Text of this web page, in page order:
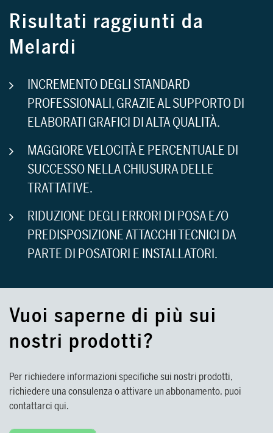
Risultati raggiunti da
Melardi
INCREMENTO DEGLI STANDARD
PROFESSIONALI, GRAZIE AL SUPPORTO DI
ELABORATI GRAFICI DI ALTA QUALITÀ.
MAGGIORE VELOCITÀ E PERCENTUALE DI
SUCCESSO NELLA CHIUSURA DELLE
TRATTATIVE.
RIDUZIONE DEGLI ERRORI DI POSA E/O
PREDISPOSIZIONE ATTACCHI TECNICI DA
PARTE DI POSATORI E INSTALLATORI.
Vuoi saperne di più sui
nostri prodotti?
Per richiedere informazioni specifiche sui nostri prodotti,
richiedere una consulenza o attivare un abbonamento, puoi
contattarci qui.